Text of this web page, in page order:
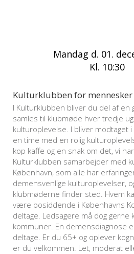
Mandag d. 01.
Kl. 10:30
Kulturklubben for
I Kulturklubben bliver du del af en
samles til klubmøde hver tredje
kulturoplevelse. I bliver modtaget
en time med en rolig
kop kaffe og en snak om det, vi
Kulturklubben samarbejder med
København, som alle har
demensvenlige kulturoplevelser,
klubmøderne finder sted. Hvem
være bosiddende i Københavns
deltage. Ledsagere må dog gerne
kommuner. En demensdiagnose
deltage. Er du 65+ og oplever
er du velkommen. Let, moderat